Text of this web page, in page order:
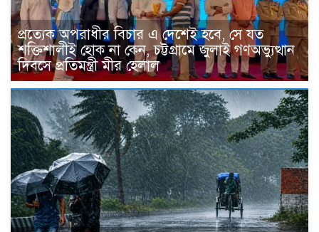
প্রত্যেক অপরাধীর বিচার এ দেশেই হবে, সে যত
শক্তিশালীই হোক না কেন, চট্টগ্রামে জুলাই গণঅভ্যুত্থান
দিবসে প্রতিমন্ত্রী মীর হেলাল